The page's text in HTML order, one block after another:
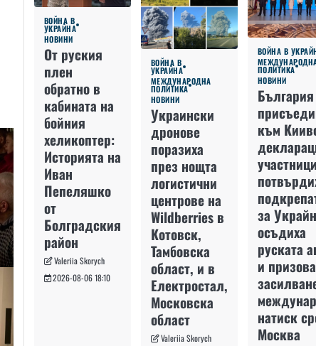
ВОЙНА В
УКРАЙНА
НОВИНИ
От руския
плен
обратно в
кабината на
бойния
хеликоптер:
Историята на
Иван
Пепеляшко
от
Болградския
район
Valeriia Skorych
2026-08-06 18:10
ВОЙНА В
УКРАЙНА
МЕЖДУНАРОДНА
ПОЛИТИКА
НОВИНИ
Украински
дронове
поразиха
през нощта
логистични
центрове на
Wildberries в
Котовск,
Тамбовска
област, и в
Електростал,
Московска
област
Valeriia Skorych
ВОЙНА В
ПОЛИТИКА
НОВИНИ
към
за
осъдиха
руската
и
натиск
Москва